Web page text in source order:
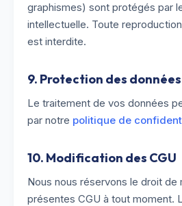
graphismes) sont protégés par
intellectuelle. Toute
est interdite.
9. Protection des données
Le traitement de vos données
par notre politique de
10. Modification des CGU
Nous nous réservons le droit de
présentes CGU à tout moment.